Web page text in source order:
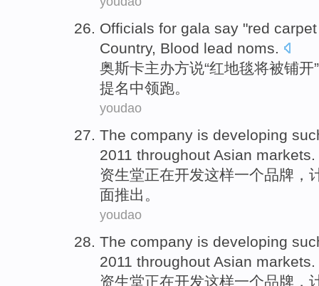
Officials for gala say "red carpet
Country, Blood lead noms.
奥斯卡主办方说“红地毯将被铺开
提名中领跑。
youdao
The company is developing
2011 throughout Asian markets.
资生堂正在开发这样一个品牌 ，
面推出。
youdao
The company is developing
2011 throughout Asian markets
资生堂正在开发这样一个品牌 ，